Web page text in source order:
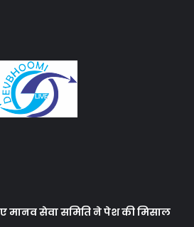
मानव सेवा समिति ने पेश की मिसाल